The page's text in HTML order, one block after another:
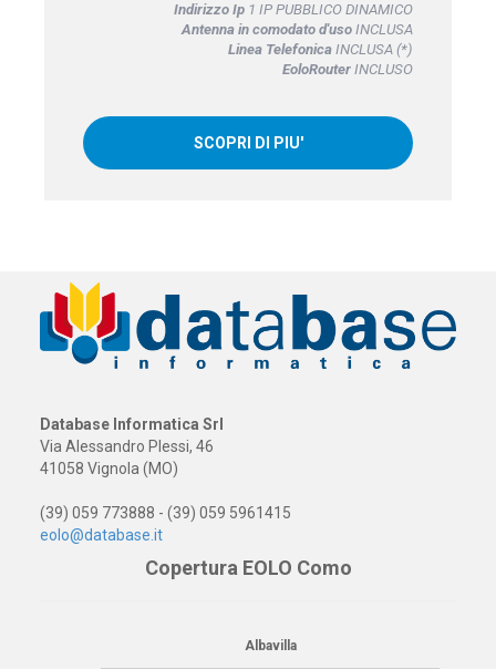
Indirizzo Ip1 IP PUBBLICO DINAMICO
Antenna in comodato d'usoINCLUSA
Linea TelefonicaINCLUSA (*)
EoloRouterINCLUSO
SCOPRI DI PIU'
Database Informatica Srl
Via Alessandro Plessi, 46
41058 Vignola (MO)
(39) 059 773888 - (39) 059 5961415
eolo@database.it
Copertura EOLO Como
Albavilla